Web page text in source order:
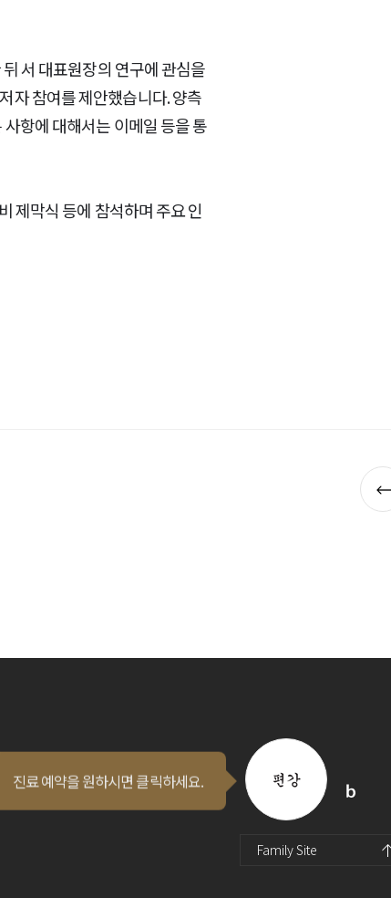
서 대표원장의 연구에 관심을
자 참여를 제안했습니다. 양측
항에 대해서는 이메일 등을 통
제막식 등에 참석하며 주요 인
퀵메뉴 오픈
진료 예약을 원하시면 클릭하세요. 인스타
유투브
Family Site